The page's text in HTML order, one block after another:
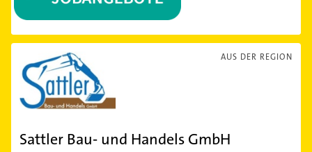
AUS DER REGION
Sattler Bau- und Handels GmbH